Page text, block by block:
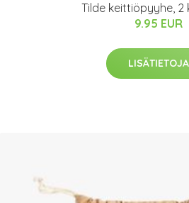
Tilde keittiöpyyhe, 2
9.95 EUR
LISÄTIETOJA